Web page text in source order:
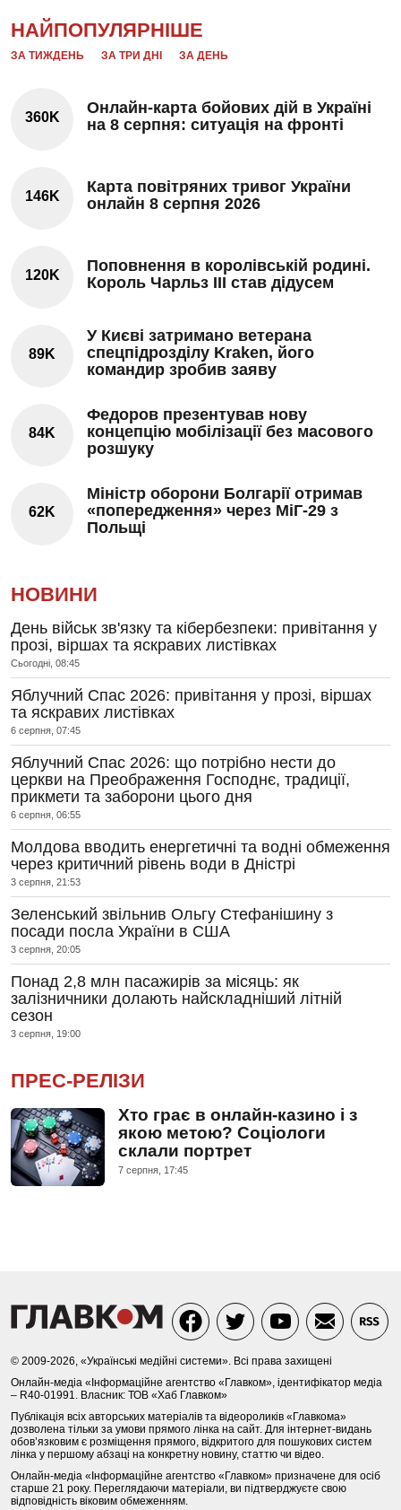
НАЙПОПУЛЯРНІШЕ
ЗА ТИЖДЕНЬ ЗА ТРИ ДНІ ЗА ДЕНЬ
360K
Онлайн-карта бойових дій в Україні
на 8 серпня: ситуація на фронті
146K
Карта повітряних тривог України
онлайн 8 серпня 2026
120K
Поповнення в королівській родині.
Король Чарльз III став дідусем
89K
У Києві затримано ветерана
спецпідрозділу Kraken, його
командир зробив заяву
84K
Федоров презентував нову
концепцію мобілізації без масового
розшуку
62K
Міністр оборони Болгарії отримав
«попередження» через МіГ-29 з
Польщі
НОВИНИ
День військ зв'язку та кібербезпеки: привітання у
прозі, віршах та яскравих листівках
Сьогодні, 08:45
Яблучний Спас 2026: привітання у прозі, віршах
та яскравих листівках
6 серпня, 07:45
Яблучний Спас 2026: що потрібно нести до
церкви на Преображення Господнє, традиції,
прикмети та заборони цього дня
6 серпня, 06:55
Молдова вводить енергетичні та водні обмеження
через критичний рівень води в Дністрі
3 серпня, 21:53
Зеленський звільнив Ольгу Стефанішину з
посади посла України в США
3 серпня, 20:05
Понад 2,8 млн пасажирів за місяць: як
залізничники долають найскладніший літній
сезон
3 серпня, 19:00
ПРЕС-РЕЛІЗИ
Хто грає в онлайн-казино і з
якою метою? Соціологи
склали портрет
7 серпня, 17:45
© 2009-2026, «Українські медійні системи». Всі права захищені
Онлайн-медіа «Інформаційне агентство «Главком», ідентифікатор медіа
– R40-01991. Власник: ТОВ «Хаб Главком»
Публікація всіх авторських матеріалів та відеороликів «Главкома»
дозволена тільки за умови прямого лінка на сайт. Для інтернет-видань
обов’язковим є розміщення прямого, відкритого для пошукових систем
лінка у першому абзаці на конкретну новину, статтю чи відео.
Онлайн-медіа «Інформаційне агентство «Главком» призначене для осіб
старше 21 року. Переглядаючи матеріали, ви підтверджуєте свою
відповідність віковим обмеженням.